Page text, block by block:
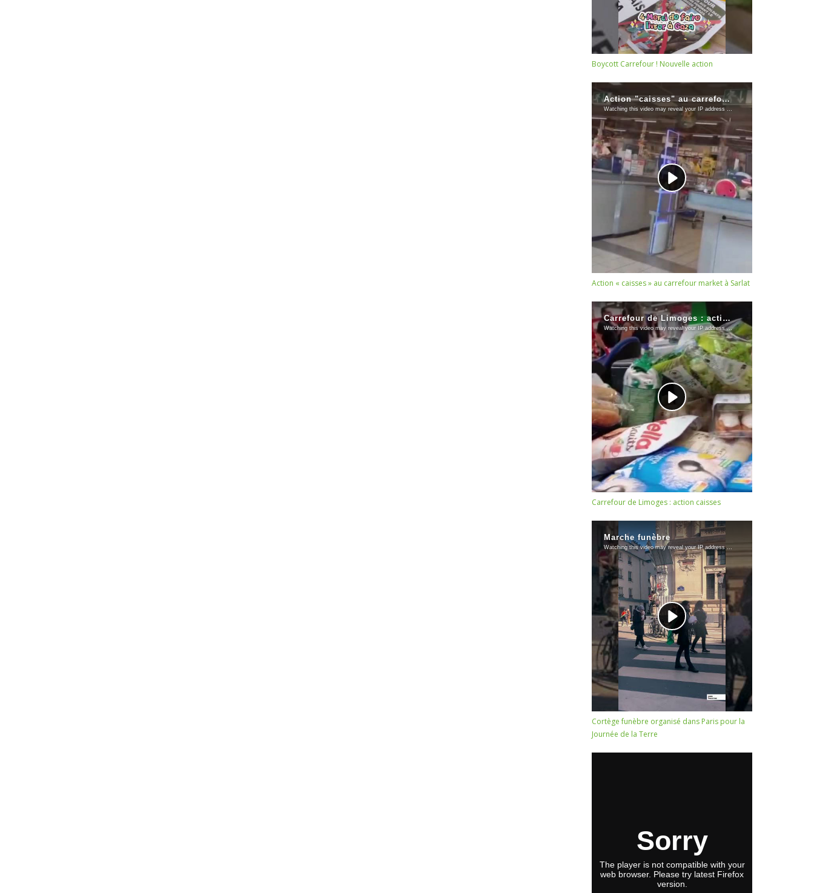
Boycott Carrefour ! Nouvelle action
Action « caisses » au carrefour market à Sarlat
Carrefour de Limoges : action caisses
Cortège funèbre organisé dans Paris pour la
Journée de la Terre